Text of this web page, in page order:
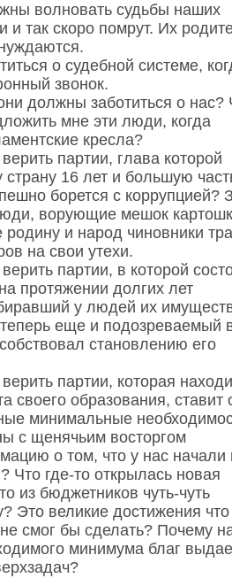
волновать судьбы наших
и так скоро помрут. Их
о судебной системе,
звонок.
должны заботиться о нас?
мне эти люди, когда
кресла?
партии, глава которой
страну 16 лет и большую
борется с коррупцией?
ворующие мешок
и народ чиновники
на свои утехи.
партии, в которой
протяжении долгих лет
у людей их
еще и подозреваемый
становлению его
партии, которая
своего образования, ставит
минимальные
с щенячьим восторгом
о том, что у нас начали
Что где-то открылась новая
из бюджетников чуть-чуть
Это великие достижения
смог бы сделать? Почему
минимума благ